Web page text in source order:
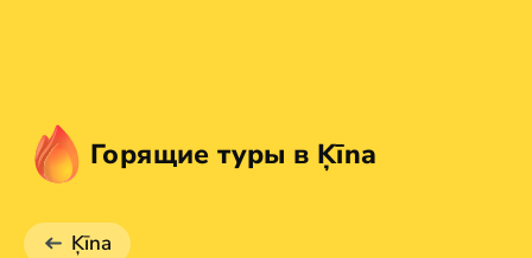
Горящие туры в Ķīna
Ķīna